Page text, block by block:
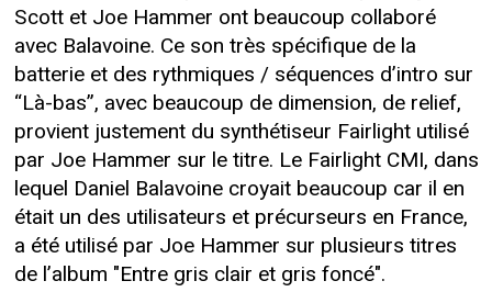
Scott et Joe Hammer ont beaucoup collaboré
avec Balavoine. Ce son très spécifique de la
batterie et des rythmiques / séquences d’intro sur
“Là-bas”, avec beaucoup de dimension, de relief,
provient justement du synthétiseur Fairlight utilisé
par Joe Hammer sur le titre. Le Fairlight CMI, dans
lequel Daniel Balavoine croyait beaucoup car il en
était un des utilisateurs et précurseurs en France,
a été utilisé par Joe Hammer sur plusieurs titres
de l’album "Entre gris clair et gris foncé".